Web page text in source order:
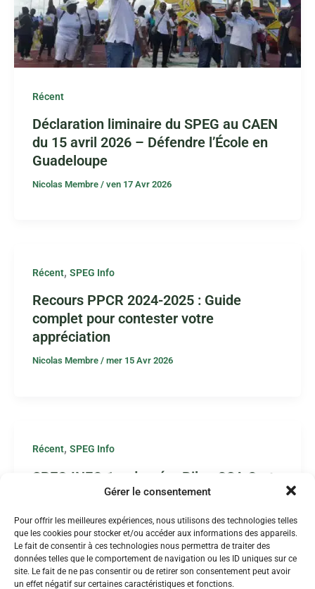
Gérer le consentement
Pour offrir les meilleures expériences, nous utilisons des technologies telles
que les cookies pour stocker et/ou accéder aux informations des appareils.
Le fait de consentir à ces technologies nous permettra de traiter des
données telles que le comportement de navigation ou les ID uniques sur ce
site. Le fait de ne pas consentir ou de retirer son consentement peut avoir
un effet négatif sur certaines caractéristiques et fonctions.
Récent
Déclaration liminaire du SPEG au CAEN
du 15 avril 2026 – Défendre l’École en
Guadeloupe
Nicolas Membre / ven 17 Avr 2026
Récent, SPEG Info
Recours PPCR 2024-2025 : Guide
complet pour contester votre
appréciation
Nicolas Membre / mer 15 Avr 2026
Récent, SPEG Info
SPEG INFO 1er degré – Bilan CSA Carte
Scolaire 2026
Nicolas Membre/jeu 09 Avr 2026